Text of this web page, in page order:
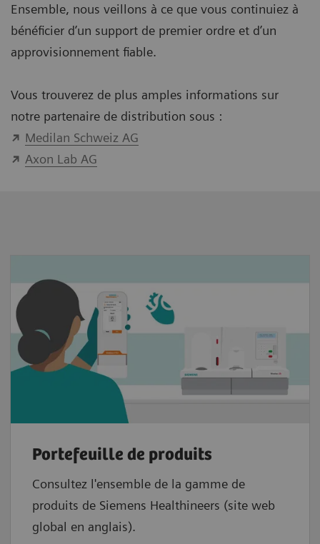
Ensemble, nous veillons à ce que vous continuiez à
bénéficier d’un support de premier ordre et d’un
approvisionnement fiable.
Vous trouverez de plus amples informations sur
notre partenaire de distribution sous :
Medilan Schweiz AG
Axon Lab AG
Portefeuille de produits
Consultez l'ensemble de la gamme de
produits de Siemens Healthineers (site web
global en anglais).